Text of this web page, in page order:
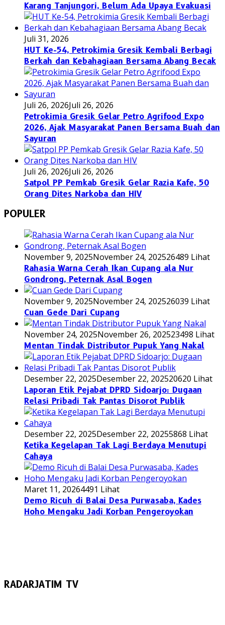
Karang Tanjungori, Belum Ada Upaya Evakuasi
Juli 31, 2026
HUT Ke-54, Petrokimia Gresik Kembali Berbagi
Berkah dan Kebahagiaan Bersama Abang Becak
Juli 26, 2026Juli 26, 2026
Petrokimia Gresik Gelar Petro Agrifood Expo
2026, Ajak Masyarakat Panen Bersama Buah dan
Sayuran
Juli 26, 2026Juli 26, 2026
Satpol PP Pemkab Gresik Gelar Razia Kafe, 50
Orang Dites Narkoba dan HIV
POPULER
November 9, 2025November 24, 202526489 Lihat
Rahasia Warna Cerah Ikan Cupang ala Nur
Gondrong, Peternak Asal Bogen
November 9, 2025November 24, 202526039 Lihat
Cuan Gede Dari Cupang
November 24, 2025November 26, 202523498 Lihat
Mentan Tindak Distributor Pupuk Yang Nakal
Desember 22, 2025Desember 22, 202520620 Lihat
Laporan Etik Pejabat DPRD Sidoarjo: Dugaan
Relasi Pribadi Tak Pantas Disorot Publik
Desember 22, 2025Desember 22, 20255868 Lihat
Ketika Kegelapan Tak Lagi Berdaya Menutupi
Cahaya
Maret 11, 20264491 Lihat
Demo Ricuh di Balai Desa Purwasaba, Kades
Hoho Mengaku Jadi Korban Pengeroyokan
RADARJATIM TV